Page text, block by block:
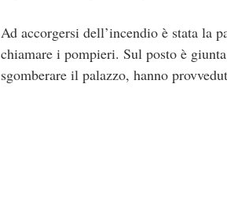
Ad accorgersi dell’incendio è stata la
chiamare i pompieri. Sul posto è
sgomberare il palazzo, hanno